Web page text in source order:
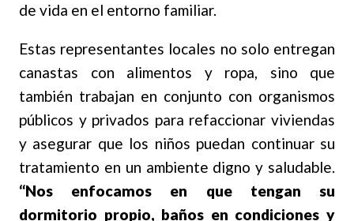
de vida en el entorno familiar.
Estas representantes locales no solo entregan
canastas con alimentos y ropa, sino que
también trabajan en conjunto con organismos
públicos y privados para refaccionar viviendas
y asegurar que los niños puedan continuar su
tratamiento en un ambiente digno y saludable.
“Nos enfocamos en que tengan su
dormitorio propio, baños en condiciones y